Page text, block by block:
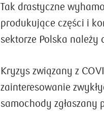
Tak drastyczne
produkujące części i
sektorze Polska
Kryzys związany z
zainteresowanie
samochody zgłaszany